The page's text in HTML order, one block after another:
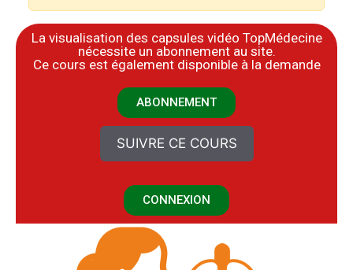
La visualisation des capsules vidéo TopMédecine
nécessite un abonnement au site.
​Ce cours est également disponible à la demande
ABONNEMENT
SUIVRE CE COURS
CONNEXION